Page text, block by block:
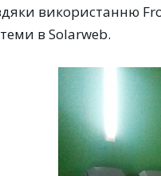
використанню
в Solarweb.